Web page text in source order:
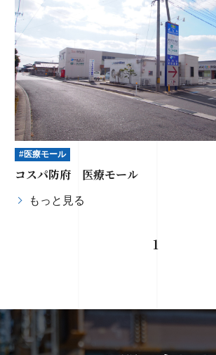
#医療モール
コスパ防府 医療モール
もっと見る
1